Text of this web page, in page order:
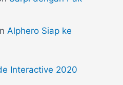
Alphero Siap ke
Interactive 2020